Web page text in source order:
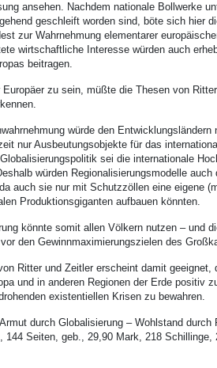
ansehen. Nachdem nationale Bollwerke
geschleift worden sind, böte sich hier
zur Wahrnehmung elementarer
wirtschaftliche Interesse würden auch
beitragen.
zu sein, müßte die Thesen von
würde den
nur Ausbeutungsobjekte für das
sei die internationale
würden Regionalisierungsmodelle auch
auch sie nur mit Schutzzöllen eine eigene
Produktionsgiganten aufbauen könnten.
könnte somit allen Völkern nutzen – und
den Gewinnmaximierungszielen des
Ritter und Zeitler erscheint damit geeignet,
und in anderen Regionen der Erde positiv
existentiellen Krisen zu bewahren.
durch Globalisierung – Wohlstand durch
144 Seiten, geb., 29,90 Mark, 218 Schillinge,